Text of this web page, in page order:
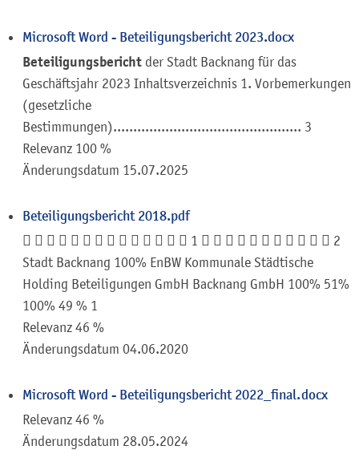
Microsoft Word - Beteiligungsbericht 2023.docx
Beteiligungsbericht der Stadt Backnang für das
Geschäftsjahr 2023 Inhaltsverzeichnis 1. Vorbemerkungen
(gesetzliche
Bestimmungen)............................................... 3
Relevanz 100 %
Änderungsdatum 15.07.2025
Beteiligungsbericht 2018.pdf
              1            2
Stadt Backnang 100% EnBW Kommunale Städtische
Holding Beteiligungen GmbH Backnang GmbH 100% 51%
100% 49 % 1
Relevanz 46 %
Änderungsdatum 04.06.2020
Microsoft Word - Beteiligungsbericht 2022_final.docx
Relevanz 46 %
Änderungsdatum 28.05.2024